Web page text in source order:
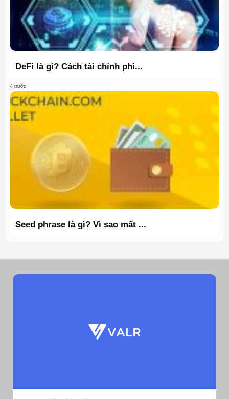
DeFi là gì? Cách tài chính phi...
4 trước
Seed phrase là gì? Vì sao mất ...